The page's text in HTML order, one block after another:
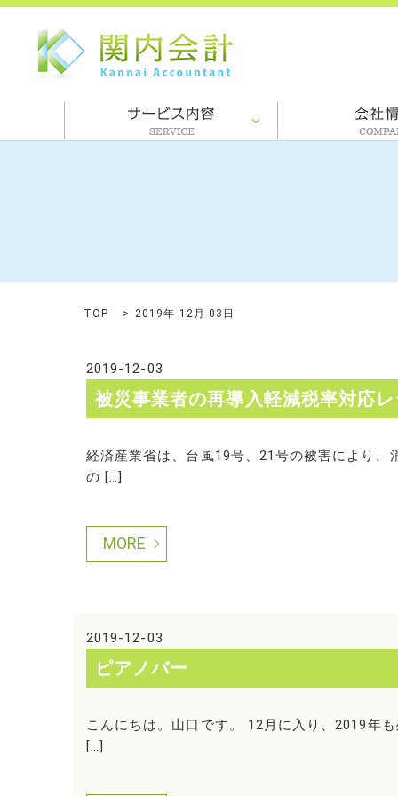
TOP 2019年 12月 03日
2019-12-03
被災事業者の再導入軽減税率対応
経済産業省は、台風19号、21号の被害により
の […]
MORE
2019-12-03
ピアノバー
こんにちは。山口です。 12月に入り、2019年
[…]